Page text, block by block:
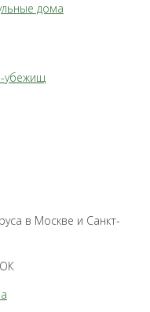
дома
убежищ
в Москве и Санкт-